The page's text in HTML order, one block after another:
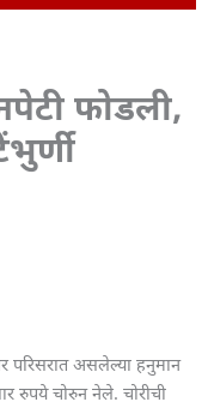
फोडली,
परिसरात असलेल्या हनुमान
रुपये चोरुन नेले. चोरीची